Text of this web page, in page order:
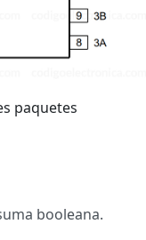
paquetes
booleana.